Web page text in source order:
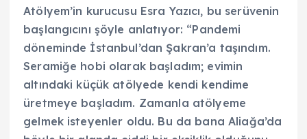
Atölyem’in kurucusu Esra Yazıcı, bu serüvenin
başlangıcını şöyle anlatıyor: “Pandemi
döneminde İstanbul’dan Şakran’a taşındım.
Seramiğe hobi olarak başladım; evimin
altındaki küçük atölyede kendi kendime
üretmeye başladım. Zamanla atölyeme
gelmek isteyenler oldu. Bu da bana Aliağa’da